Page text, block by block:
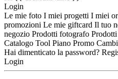
Login
Le mie foto I miei progetti I miei
promozioni Le mie giftcard Il tuo
negozio Prodotti fotografo
Catalogo Tool Piano Promo
Hai dimenticato la password?
Login